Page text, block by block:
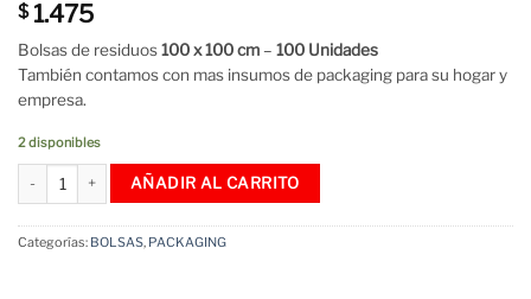
$1.475
Bolsas de residuos100 x 100 cm – 100 Unidades
También contamos con mas insumos de packaging para su hogar y
empresa.
2 disponibles
Bolsas de residuos 100 x 100 cm - 100 Unidades cantidad
AÑADIR AL CARRITO
Categorías: BOLSAS, PACKAGING